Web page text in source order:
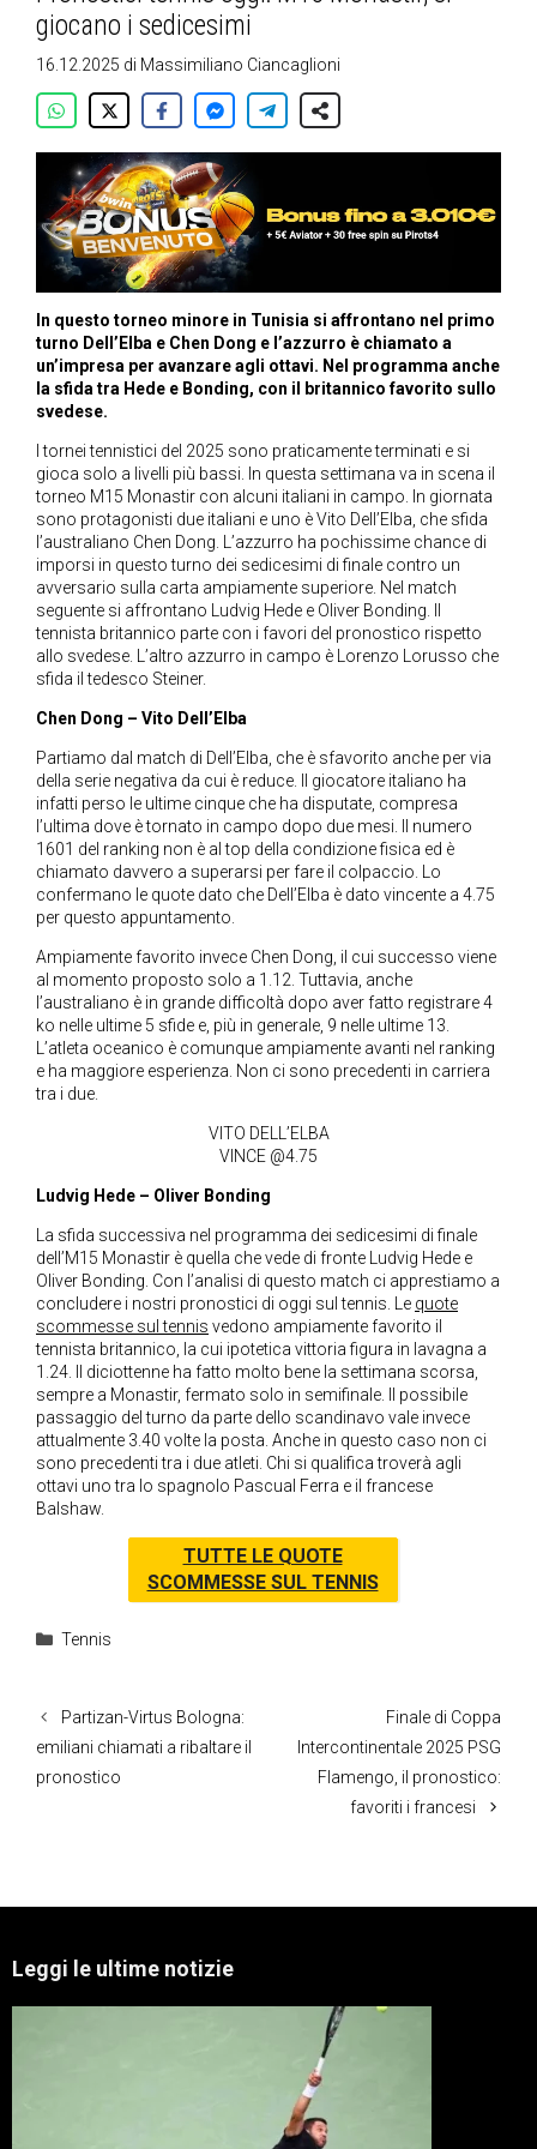
giocano i sedicesimi
16.12.2025 di Massimiliano Ciancaglioni
In questo torneo minore in Tunisia si affrontano nel primo
turno Dell’Elba e Chen Dong e l’azzurro è chiamato a
un’impresa per avanzare agli ottavi. Nel programma anche
la sfida tra Hede e Bonding, con il britannico favorito sullo
svedese.
I tornei tennistici del 2025 sono praticamente terminati e si
gioca solo a livelli più bassi. In questa settimana va in scena il
torneo M15 Monastir con alcuni italiani in campo. In giornata
sono protagonisti due italiani e uno è Vito Dell’Elba, che sfida
l’australiano Chen Dong. L’azzurro ha pochissime chance di
imporsi in questo turno dei sedicesimi di finale contro un
avversario sulla carta ampiamente superiore. Nel match
seguente si affrontano Ludvig Hede e Oliver Bonding. Il
tennista britannico parte con i favori del pronostico rispetto
allo svedese. L’altro azzurro in campo è Lorenzo Lorusso che
sfida il tedesco Steiner.
Chen Dong – Vito Dell’Elba
Partiamo dal match di Dell’Elba, che è sfavorito anche per via
della serie negativa da cui è reduce. Il giocatore italiano ha
infatti perso le ultime cinque che ha disputate, compresa
l’ultima dove è tornato in campo dopo due mesi. Il numero
1601 del ranking non è al top della condizione fisica ed è
chiamato davvero a superarsi per fare il colpaccio. Lo
confermano le quote dato che Dell’Elba è dato vincente a 4.75
per questo appuntamento.
Ampiamente favorito invece Chen Dong, il cui successo viene
al momento proposto solo a 1.12. Tuttavia, anche
l’australiano è in grande difficoltà dopo aver fatto registrare 4
ko nelle ultime 5 sfide e, più in generale, 9 nelle ultime 13.
L’atleta oceanico è comunque ampiamente avanti nel ranking
e ha maggiore esperienza. Non ci sono precedenti in carriera
tra i due.
VITO DELL’ELBA
VINCE @4.75
Ludvig Hede – Oliver Bonding
La sfida successiva nel programma dei sedicesimi di finale
dell’M15 Monastir è quella che vede di fronte Ludvig Hede e
Oliver Bonding. Con l’analisi di questo match ci apprestiamo a
concludere i nostri pronostici di oggi sul tennis. Le quote
scommesse sul tennis vedono ampiamente favorito il
tennista britannico, la cui ipotetica vittoria figura in lavagna a
1.24. Il diciottenne ha fatto molto bene la settimana scorsa,
sempre a Monastir, fermato solo in semifinale. Il possibile
passaggio del turno da parte dello scandinavo vale invece
attualmente 3.40 volte la posta. Anche in questo caso non ci
sono precedenti tra i due atleti. Chi si qualifica troverà agli
ottavi uno tra lo spagnolo Pascual Ferra e il francese
Balshaw.
TUTTE LE QUOTE
SCOMMESSE SUL TENNIS
Categorie
Tennis
Partizan-Virtus Bologna:
emiliani chiamati a ribaltare il
pronostico
Finale di Coppa
Intercontinentale 2025 PSG
Flamengo, il pronostico:
favoriti i francesi
Leggi le ultime notizie